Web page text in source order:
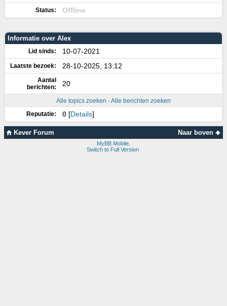
Status: Offline
Informatie over Alex
Lid sinds: 10-07-2021
Laatste bezoek: 28-10-2025, 13:12
Aantal
berichten:
20
Alle topics zoeken · Alle berichten zoeken
Reputatie:
0 [Details]
Naar boven
Kever Forum
MyBB Mobile
Switch to Full Version